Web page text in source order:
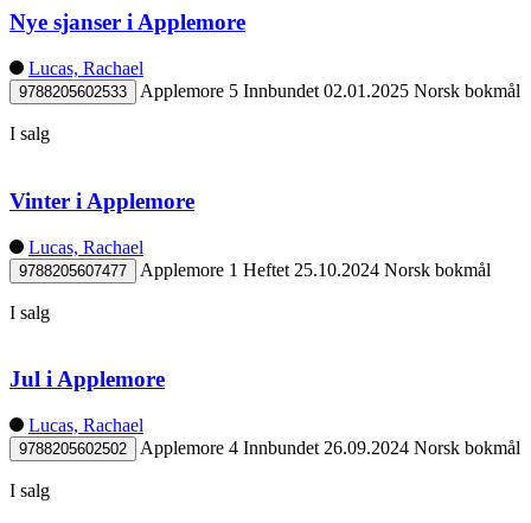
Nye sjanser i Applemore
Lucas, Rachael
9788205602533 Applemore 5 Innbundet 02.01.2025 Norsk bokmål
I salg
Vinter i Applemore
Lucas, Rachael
9788205607477 Applemore 1 Heftet 25.10.2024 Norsk bokmål
I salg
Jul i Applemore
Lucas, Rachael
9788205602502 Applemore 4 Innbundet 26.09.2024 Norsk bokmål
I salg